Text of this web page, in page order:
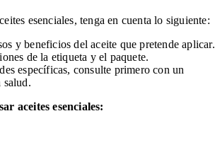
esenciales, tenga en cuenta lo siguiente:
y beneficios del aceite que pretende aplicar.
de la etiqueta y el paquete.
específicas, consulte primero con un
salud.
aceites esenciales: